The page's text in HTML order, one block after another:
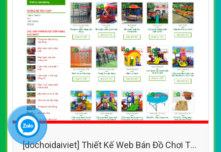
[dochoidaiviet] Thiết Kế Web Bán Đồ Chơi Trẻ